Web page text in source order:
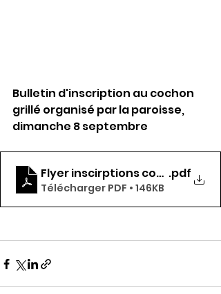
Bulletin d'inscription au cochon
grillé organisé par la paroisse,
dimanche 8 septembre
Flyer inscirptions cochon grillé _
.pdf
Télécharger PDF • 146KB